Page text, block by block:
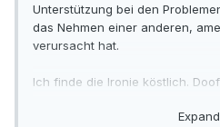
Unterstützung bei den
das Nehmen einer anderen,
verursacht hat.
Ich finde die Ironie köstlich.
werden wird, um die türkische
Expand